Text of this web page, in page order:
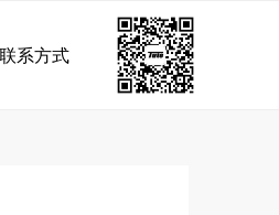
联系方式